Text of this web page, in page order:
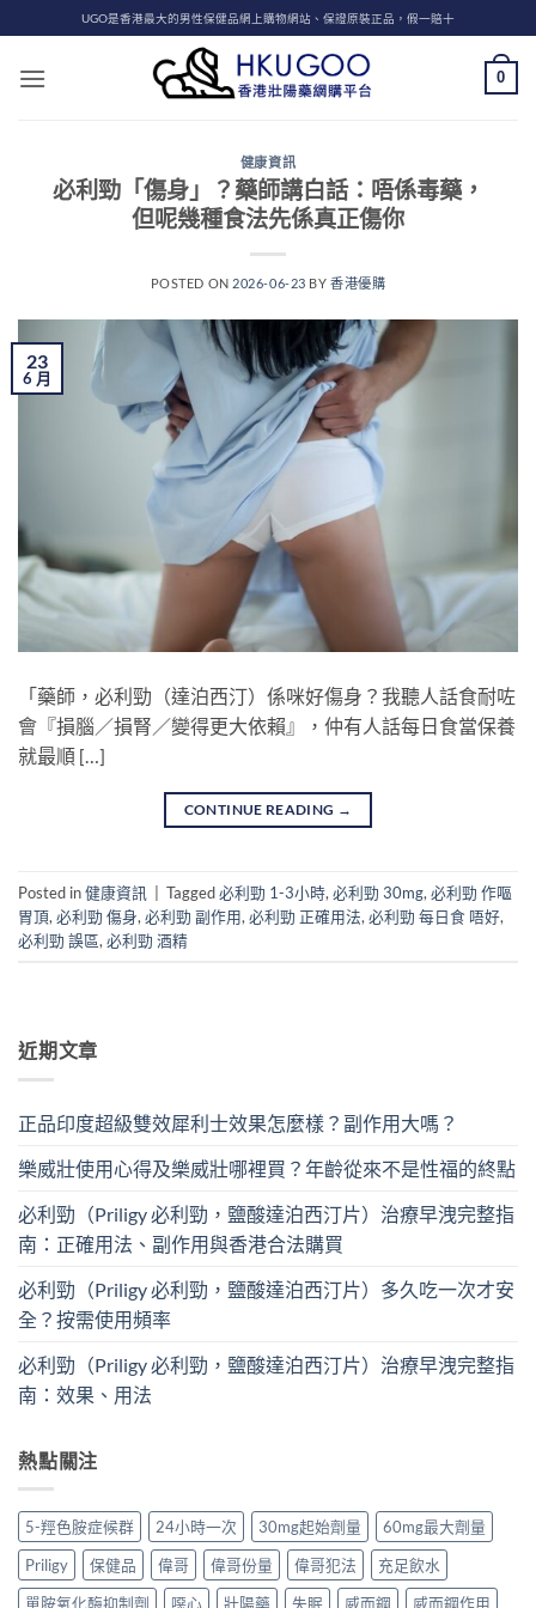
to
content
UGO是香港最大的男性保健品網上購物網站、保證原裝正品，假一賠十
0
健康資訊
必利勁「傷身」？藥師講白話：唔係毒藥，
但呢幾種食法先係真正傷你
POSTED ON 2026-06-23 BY香港優購
23
6 月
「藥師，必利勁（達泊西汀）係咪好傷身？我聽人話食耐咗
會『損腦／損腎／變得更大依賴』，仲有人話每日食當保養
就最順 […]
CONTINUE READING →
Posted in健康資訊 Tagged必利勁 1-3小時, 必利勁 30mg, 必利勁 作嘔
胃頂, 必利勁 傷身, 必利勁 副作用, 必利勁 正確用法, 必利勁 每日食 唔好,
必利勁 誤區, 必利勁 酒精
近期文章
正品印度超級雙效犀利士效果怎麼樣？副作用大嗎？
樂威壯使用心得及樂威壯哪裡買？年齡從來不是性福的終點
必利勁（Priligy 必利勁，鹽酸達泊西汀片）治療早洩完整指
南：正確用法、副作用與香港合法購買
必利勁（Priligy 必利勁，鹽酸達泊西汀片）多久吃一次才安
全？按需使用頻率
必利勁（Priligy 必利勁，鹽酸達泊西汀片）治療早洩完整指
南：效果、用法
熱點關注
5-羥色胺症候群 24小時一次 30mg起始劑量
60mg最大劑量
Priligy
保健品 偉哥 偉哥份量 偉哥犯法
充足飲水
單胺氧化酶抑制劑
噁心 壯陽藥 失眠 威而鋼 威而鋼作用